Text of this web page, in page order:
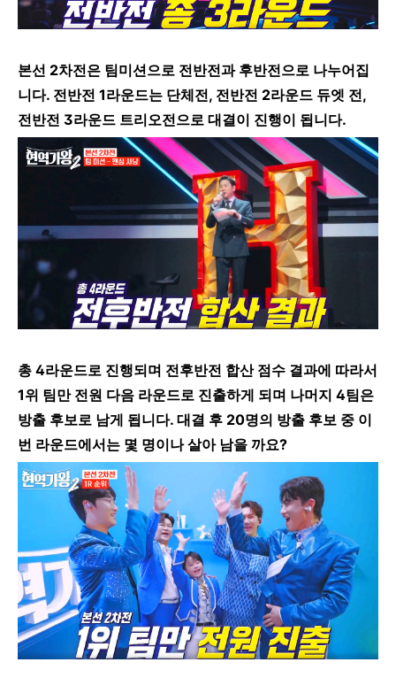
본선 2차전은 팀미션으로 전반전과 후반전으로 나누어집
니다. 전반전 1라운드는 단체전, 전반전 2라운드 듀엣 전,
전반전 3라운드 트리오전으로 대결이 진행이 됩니다.
총 4라운드로 진행되며 전후반전 합산 점수 결과에 따라서
1위 팀만 전원 다음 라운드로 진출하게 되며 나머지 4팀은
방출 후보로 남게 됩니다. 대결 후 20명의 방출 후보 중 이
번 라운드에서는 몇 명이나 살아 남을 까요?